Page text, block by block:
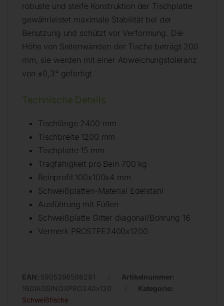
robuste und steife Konstruktion der Tischplatte
gewährleistet maximale Stabilität bei der
Benutzung und schützt vor Verformung. Die
Höhe von Seitenwänden der Tische beträgt 200
mm, sie werden mit einer Abweichungstoleranz
von ±0,3° gefertigt.
Technische Details
Tischlänge 2400 mm
Tischbreite 1200 mm
Tischplatte 15 mm
Tragfähigkeit pro Bein 700 kg
Beinprofil 100x100x4 mm
Schweißplatten-Material Edelstahl
Ausführung mit Füßen
Schweißplatte Gitter diagonal/Bohrung 16
Vermerk PROSTFE2400x1200
EAN: 5905398598281
Artikelnummer:
16DIAGSINOXPRO240x120
Kategorie:
Schweißtische